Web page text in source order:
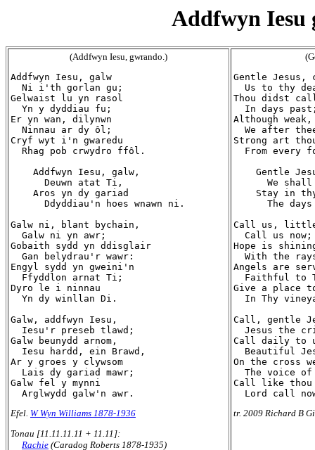
Addfwyn Iesu
(Addfwyn Iesu, gwrando.)
Addfwyn Iesu, galw
  Ni i'th gorlan gu;
Gelwaist lu yn rasol
  Yn y dyddiau fu;
Er yn wan, dilynwn
  Ninnau ar dy ôl;
Cryf wyt i'n gwaredu
  Rhag pob crwydro ffôl.
    Addfwyn Iesu, galw,
      Deuwn atat Ti,
    Aros yn dy gariad
      Ddyddiau'n hoes wnawn ni.
Galw ni, blant bychain,
  Galw ni yn awr;
Gobaith sydd yn ddisglair
  Gan belydrau'r wawr:
Engyl sydd yn gweini'n
  Ffyddlon arnat Ti;
Dyro le i ninnau
  Yn dy winllan Di.
Galw, addfwyn Iesu,
  Iesu'r preseb tlawd;
Galw beunydd arnom,
  Iesu hardd, ein Brawd,
Ar y groes y clywsom
  Lais dy gariad mawr;
Galw fel y mynni
Efel. W Wyn Williams 1878-1936
Tonau [11.11.11.11 + 11.11]:
Rachie (Caradog Roberts 1878-1935)
Gentle Jesus,
Us to thy
Thou didst
In days
Although
We after
Strong art
From every
Gentle
We
Stay in
The
Call us,
  Call us now;
Hope is
With the
Angels are
Faithful to
Give a place
In Thy
Call, gentle
Jesus the
Call daily to
Beautiful
On the cross
The voice
Call like
tr. 2009 Richard B